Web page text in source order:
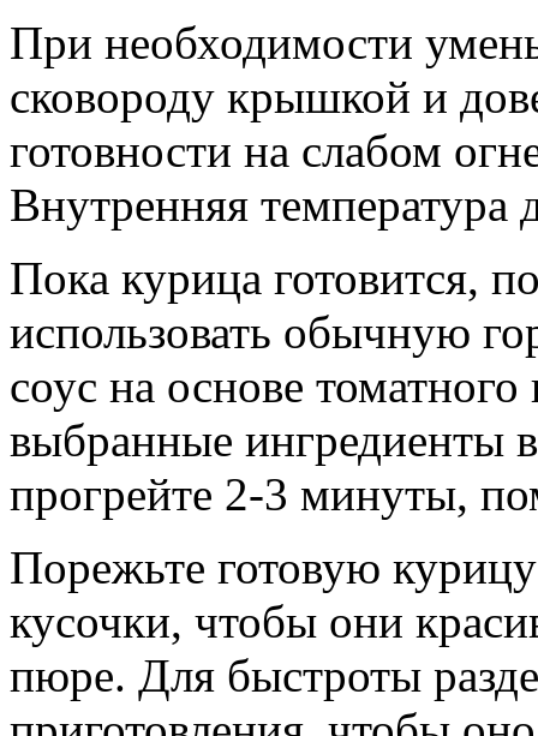
При необходимости
сковороду крышкой и
готовности на слабом
Внутренняя температура
Пока курица готовится,
использовать обычную
соус на основе
выбранные ингредиенты
прогрейте 2-3 минуты,
Порежьте готовую
кусочки, чтобы они
пюре. Для быстроты